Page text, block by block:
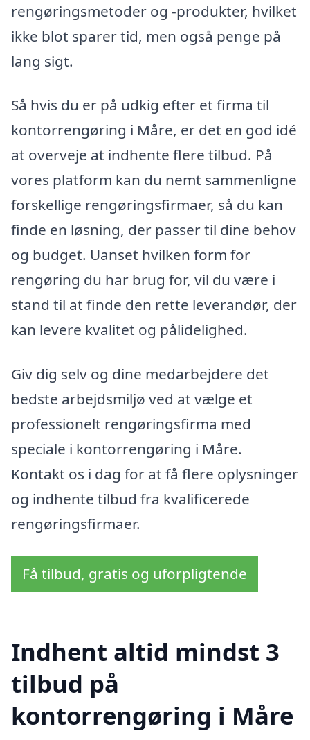
rengøringsmetoder og -produkter, hvilket
ikke blot sparer tid, men også penge på
lang sigt.
Så hvis du er på udkig efter et firma til
kontorrengøring i Måre, er det en god idé
at overveje at indhente flere tilbud. På
vores platform kan du nemt sammenligne
forskellige rengøringsfirmaer, så du kan
finde en løsning, der passer til dine behov
og budget. Uanset hvilken form for
rengøring du har brug for, vil du være i
stand til at finde den rette leverandør, der
kan levere kvalitet og pålidelighed.
Giv dig selv og dine medarbejdere det
bedste arbejdsmiljø ved at vælge et
professionelt rengøringsfirma med
speciale i kontorrengøring i Måre.
Kontakt os i dag for at få flere oplysninger
og indhente tilbud fra kvalificerede
rengøringsfirmaer.
Få tilbud, gratis og uforpligtende
Indhent altid mindst 3
tilbud på
kontorrengøring i Måre